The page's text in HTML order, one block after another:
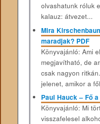
olvashatunk róluk
kalauz: átvezet...
Mira
maradjak? PDF
Könyvajánló: Ami
megjavítható, de
csak nagyon
jelenet, amikor a
Paul Hauck – Fő
Könyvajánló: Mi
visszafelesel